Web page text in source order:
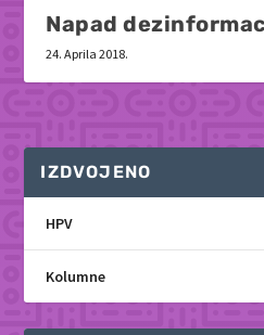
Napad
24. Aprila 2018.
IZDVOJENO
HPV
Kolumne